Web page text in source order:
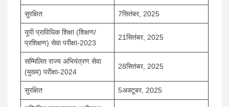
सुरक्षित 7सितंबर, 2025
यूपी प्राविधिक शिक्षा (शिक्षण/
प्रशिक्षण) सेवा परीक्षा-2023
21सितंबर, 2025
सम्मिलित राज्य अभियंत्रण सेवा
(मुख्य) परीक्षा-2024
28सितंबर, 2025
सुरक्षित 5अक्टूबर, 2025